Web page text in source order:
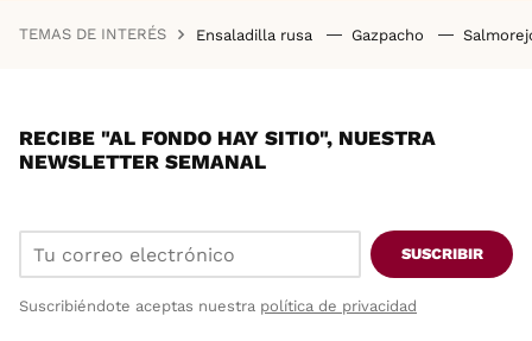
TEMAS DE INTERÉS Ensaladilla rusa Gazpacho
RECIBE "AL FONDO HAY SITIO", NUESTRA
NEWSLETTER SEMANAL
SUSCRIBIR
Suscribiéndote aceptas nuestra política de privacidad